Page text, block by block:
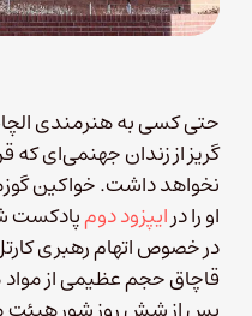
حتی کسی به هنرمندی الچاپو
گریز از زندان جهنمی‌ای
نخواهد داشت. خواکین
او را درایپزود دومپادکست
در خصوص اتهام رهبری
قاچاق حجم عظیمی از مواد